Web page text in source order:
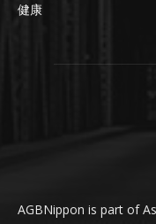
健康
AGBNippon is part of